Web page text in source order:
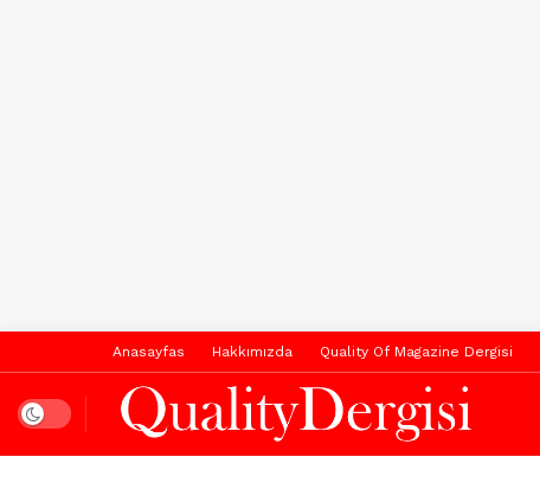
Anasayfas Hakkımızda Quality Of Magazine Dergisi
Dark mode